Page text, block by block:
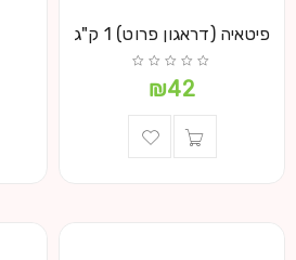
פיטאיה (דראגון פרוט) 1 ק"ג
₪42